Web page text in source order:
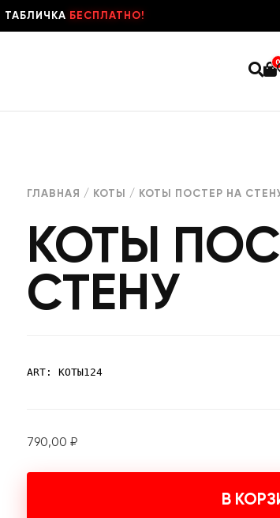
БЕСПЛАТНО!
0
ГЛАВНАЯ / КОТЫ / КОТЫ ПОСТЕР НА
КОТЫ
СТЕНУ
ART: КОТЫ124
790,00 ₽
В